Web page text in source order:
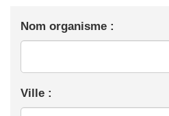
Nom organisme :
Ville :